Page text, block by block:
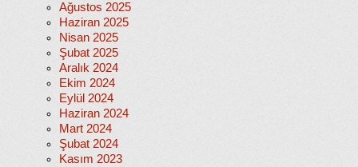
Ağustos 2025
Haziran 2025
Nisan 2025
Şubat 2025
Aralık 2024
Ekim 2024
Eylül 2024
Haziran 2024
Mart 2024
Şubat 2024
Kasım 2023